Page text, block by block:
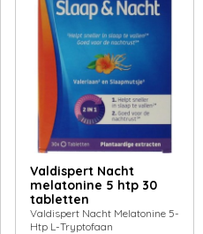
Valdispert Nacht
melatonine 5 htp 30
tabletten
Valdispert Nacht Melatonine 5-
Htp L-Tryptofaan